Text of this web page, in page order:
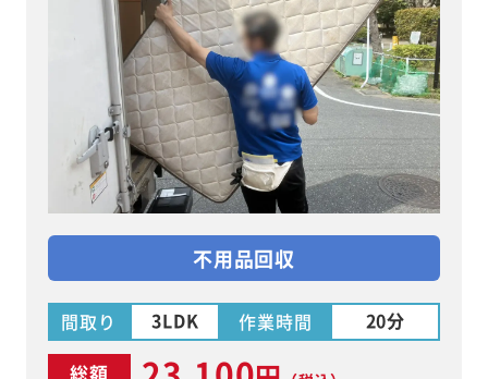
不用品回収
間取り 3LDK 作業時間 20分
総額